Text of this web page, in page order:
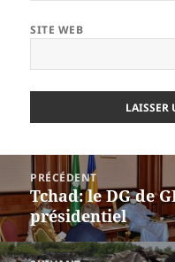
SITE WEB
l’article
PRÉCÉDENT
Article
précédent :
Tchad: le DG de
présidentiel